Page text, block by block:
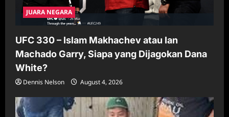
JUARA NEGARA
UFC 330 – Islam Makhachev atau Ian
Machado Garry, Siapa yang Dijagokan Dana
White?
Dennis Nelson August 4, 2026